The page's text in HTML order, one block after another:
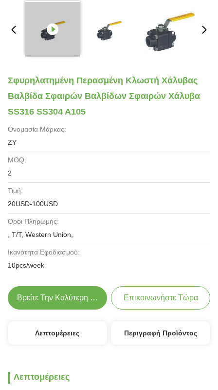
Σφυρηλατημένη Περασμένη Κλωστή Χάλυβας
Βαλβίδα Σφαιρών Βαλβίδων Σφαιρών Χάλυβα
SS316 SS304 A105
Ονομασία Μάρκας:
ZY
MOQ:
2
Τιμή:
20USD-100USD
Όροι Πληρωμής:
, T/T, Western Union,
Ικανότητα Εφοδιασμού:
10pcs/week
Βρείτε Την Καλύτερη Τιμή Επικοινωνήστε Τώρα
Λεπτομέρειες Περιγραφή Προϊόντος
Λεπτομέρειες